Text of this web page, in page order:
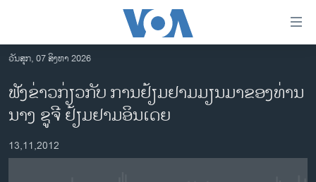
ເຂົ້າ
ຫາ
ຂ້າມ
ຂ້າມ
ໄປ
ລາວ
ອາເມຣິກາ
ການເລືອກຕັ້ງ ປະທານາທີບໍດີ ສະຫະລັດ 2024
ວັນສຸກ, 07 ສິງຫາ 2026
ຟັງຂ່າວກ່ຽວກັບ ການຢ້ຽມຢາມມຽນມາຂອງທ່ານ
ນາງ ຊູຈີ ຢ້ຽມຢາມອິນເດຍ
13,11,2012